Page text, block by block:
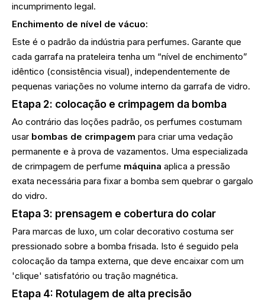
incumprimento legal.
Enchimento de nível de vácuo:
Este é o padrão da indústria para perfumes. Garante que
cada garrafa na prateleira tenha um “nível de enchimento”
idêntico (consistência visual), independentemente de
pequenas variações no volume interno da garrafa de vidro.
Etapa 2: colocação e crimpagem da bomba
Ao contrário das loções padrão, os perfumes costumam
usar bombas de crimpagem para criar uma vedação
permanente e à prova de vazamentos. Uma especializada
de crimpagem de perfume máquina aplica a pressão
exata necessária para fixar a bomba sem quebrar o gargalo
do vidro.
Etapa 3: prensagem e cobertura do colar
Para marcas de luxo, um colar decorativo costuma ser
pressionado sobre a bomba frisada. Isto é seguido pela
colocação da tampa externa, que deve encaixar com um
'clique' satisfatório ou tração magnética.
Etapa 4: Rotulagem de alta precisão